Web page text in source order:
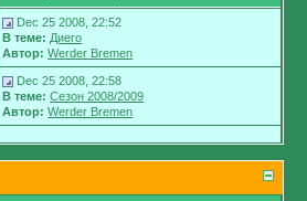
Dec 25 2008, 22:52
В теме: Диего
Автор: Werder Bremen
Dec 25 2008, 22:58
В теме: Сезон 2008/2009
Автор: Werder Bremen